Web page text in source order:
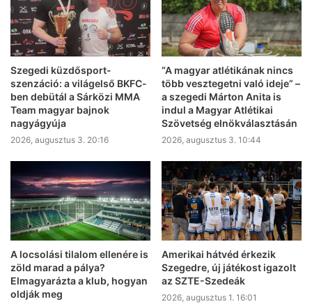
Szegedi küzdősport-
szenzáció: a világelső BKFC-
ben debütál a Sárközi MMA
Team magyar bajnok
nagyágyúja
2026, augusztus 3. 20:16
“A magyar atlétikának nincs
több vesztegetni való ideje” –
a szegedi Márton Anita is
indul a Magyar Atlétikai
Szövetség elnökválasztásán
2026, augusztus 3. 10:44
A locsolási tilalom ellenére is
zöld marad a pálya?
Elmagyarázta a klub, hogyan
oldják meg
Amerikai hátvéd érkezik
Szegedre, új játékost igazolt
az SZTE-Szedeák
2026, augusztus 1. 16:01